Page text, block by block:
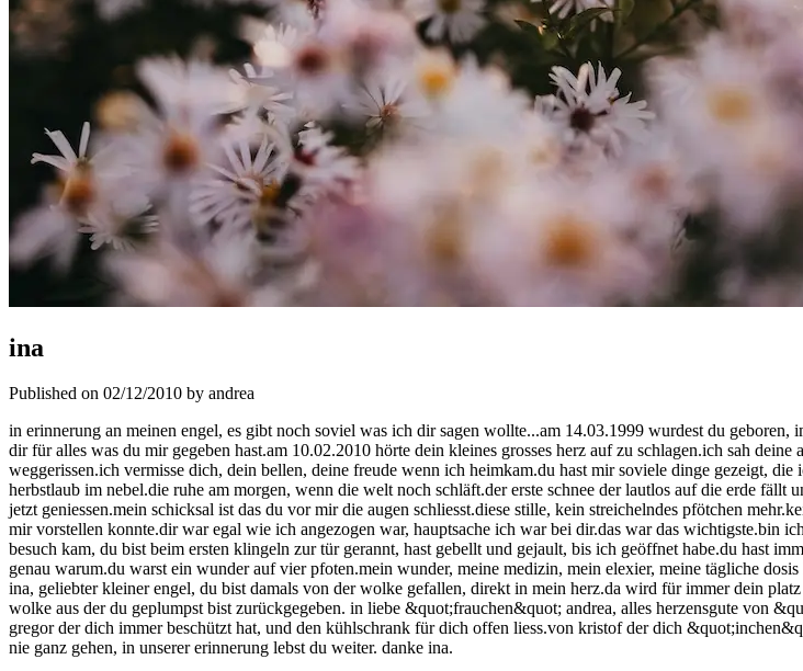
ina
Published on 02/12/2010 by andrea
in erinnerung an meinen engel, es gibt noch soviel was ich dir sagen wollte...am 14.03.1999 wurdest du
dir für alles was du mir gegeben hast.am 10.02.2010 hörte dein kleines grosses herz auf zu schlagen.ich sah
weggerissen.ich vermisse dich, dein bellen, deine freude wenn ich heimkam.du hast mir soviele dinge gezeigt,
herbstlaub im nebel.die ruhe am morgen, wenn die welt noch schläft.der erste schnee der lautlos auf die erde
jetzt geniessen.mein schicksal ist das du vor mir die augen schliesst.diese stille, kein streichelndes pfötchen
mir vorstellen konnte.dir war egal wie ich angezogen war, hauptsache ich war bei dir.das war das wichtigste.bin
besuch kam, du bist beim ersten klingeln zur tür gerannt, hast gebellt und gejault, bis ich geöffnet habe.du hast
genau warum.du warst ein wunder auf vier pfoten.mein wunder, meine medizin, mein elexier, meine tägliche
ina, geliebter kleiner engel, du bist damals von der wolke gefallen, direkt in mein herz.da wird für immer dein
wolke aus der du geplumpst bist zurückgegeben. in liebe &quot;frauchen&quot; andrea, alles herzensgute von
gregor der dich immer beschützt hat, und den kühlschrank für dich offen liess.von kristof der dich
nie ganz gehen, in unserer erinnerung lebst du weiter. danke ina.